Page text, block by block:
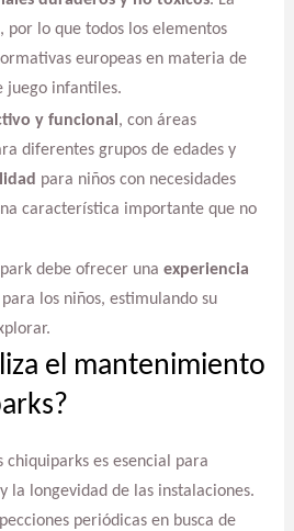
lo que todos los elementos
europeas en materia de
juego infantiles.
y funcional , con áreas
diferentes grupos de edades y
para niños con necesidades
característica importante que no
debe ofrecer una experiencia
los niños, estimulando su
el mantenimiento
es esencial para
la longevidad de las instalaciones.
periódicas en busca de